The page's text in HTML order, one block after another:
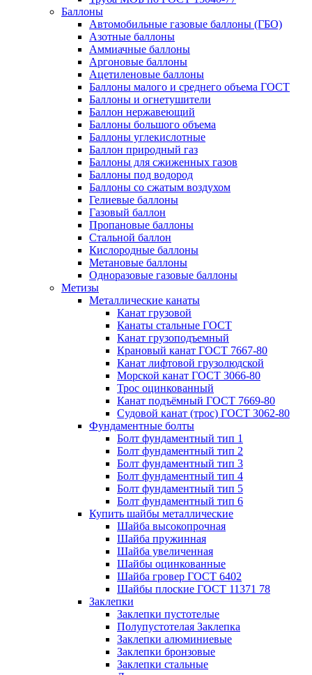
Баллоны
Автомобильные газовые баллоны (ГБО)
Азотные баллоны
Аммиачные баллоны
Аргоновые баллоны
Ацетиленовые баллоны
Баллоны малого и среднего объема ГОСТ
Баллоны и огнетушители
Баллон нержавеющий
Баллоны большого объема
Баллоны углекислотные
Баллон природный газ
Баллоны для сжиженных газов
Баллоны под водород
Баллоны со сжатым воздухом
Гелиевые баллоны
Газовый баллон
Пропановые баллоны
Стальной баллон
Кислородные баллоны
Метановые баллоны
Одноразовые газовые баллоны
Метизы
Металлические канаты
Канат грузовой
Канаты стальные ГОСТ
Канат грузоподъемный
Крановый канат ГОСТ 7667-80
Канат лифтовой грузолюдской
Морской канат ГОСТ 3066-80
Трос оцинкованный
Канат подъёмный ГОСТ 7669-80
Судовой канат (трос) ГОСТ 3062-80
Фундаментные болты
Болт фундаментный тип 1
Болт фундаментный тип 2
Болт фундаментный тип 3
Болт фундаментный тип 4
Болт фундаментный тип 5
Болт фундаментный тип 6
Купить шайбы металлические
Шайба высокопрочная
Шайба пружинная
Шайба увеличенная
Шайбы оцинкованные
Шайба гровер ГОСТ 6402
Шайбы плоские ГОСТ 11371 78
Заклепки
Заклепки пустотелые
Полупустотелая Заклепка
Заклепки алюминиевые
Заклепки бронзовые
Заклепки стальные